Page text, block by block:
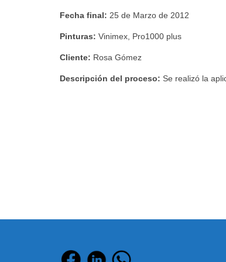
Fecha final: 25 de Marzo de 2012
Pinturas: Vinimex, Pro1000 plus
Cliente: Rosa Gómez
Descripción del proceso: Se realizó la